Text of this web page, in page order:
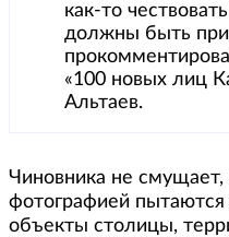
как-то
должны быть
«100 новых лиц
Альтаев.
Чиновника не смущает,
фотографией
объекты столицы,